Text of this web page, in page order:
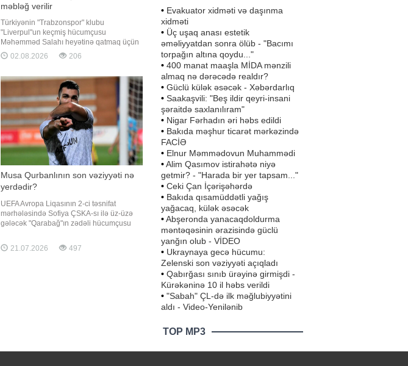
məbləğ verilir
Türkiyənin "Trabzonspor" klubu
"Liverpul"un keçmiş hücumçusu
Məhəmməd Salahı heyətinə qatmaq üçün
rəsmi təklif irəli sürüb. xəbər verir ki, bu
barədə məlumatı türkiyəli jurnalist Yağız
paylaşıb. Onun sözlərinə görə, Salahın
nümayəndəsi ilə "Trabzonspor"
02.08.2026 206
Musa Qurbanlının son vəziyyəti nə
yerdədir?
UEFA Avropa Liqasının 2-ci təsnifat
mərhələsində Sofiya ÇSKA-sı ilə üz-üzə
gələcək "Qarabağ"ın zədəli hücumçusu
gəlib. Ağdam təmsilçisinin mətbuat
xidmətindən -a verilən məlumata görə, 24
21.07.2026 497
• Evakuator xidməti və daşınma
xidməti
• Üç uşaq anası estetik
əməliyyatdan sonra ölüb - "Bacımı
torpağın altına qoydu..."
• 400 manat maaşla MİDA mənzili
almaq nə dərəcədə realdır?
• Güclü külək əsəcək - Xəbərdarlıq
• Saakaşvili: "Beş ildir qeyri-insani
şəraitdə saxlanılıram"
• Nigar Fərhadın əri həbs edildi
• Bakıda məşhur ticarət mərkəzində
FACİƏ
• Elnur Məmmədovun Muhammədi
•Alim Qasımov istirahətə niyə
getmir? - "Harada bir yer tapsam..."
• Ceki Çan İçərişəhərdə
• Bakıda qısamüddətli yağış
yağacaq, külək əsəcək
•Abşeronda yanacaqdoldurma
məntəqəsinin ərazisində güclü
yanğın olub - VİDEO
• Ukraynaya gecə hücumu:
Zelenski son vəziyyəti açıqladı
• Qabırğası sınıb ürəyinə girmişdi -
Kürəkəninə 10 il həbs verildi
• "Sabah" ÇL-də ilk məğlubiyyətini
aldı - Video-Yenilənib
TOP MP3